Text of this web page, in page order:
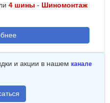
4 шины - Шиномонтаж
и акции в нашем канале